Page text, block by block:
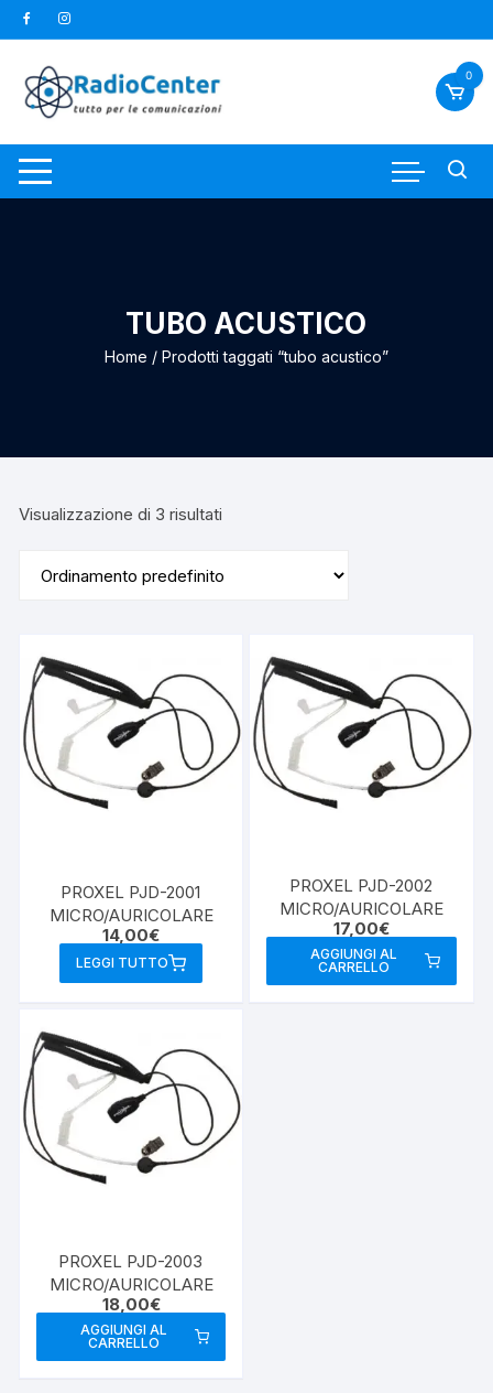
al
contenuto
0
TUBO ACUSTICO
Home / Prodotti taggati “tubo acustico”
Visualizzazione di 3 risultati
PROXEL PJD-2001
MICRO/AURICOLARE
14,00€
LEGGI TUTTO
PROXEL PJD-2002
MICRO/AURICOLARE
17,00€
AGGIUNGI AL
CARRELLO
PROXEL PJD-2003
MICRO/AURICOLARE
18,00€
AGGIUNGI AL
CARRELLO